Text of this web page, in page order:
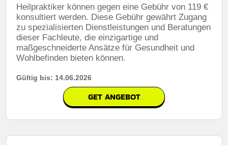
Heilpraktiker können gegen eine Gebühr von 119 €
konsultiert werden. Diese Gebühr gewährt Zugang
zu spezialisierten Dienstleistungen und Beratungen
dieser Fachleute, die einzigartige und
maßgeschneiderte Ansätze für Gesundheit und
Wohlbefinden bieten können.
Gültig bis: 14.06.2026
GET ANGEBOT